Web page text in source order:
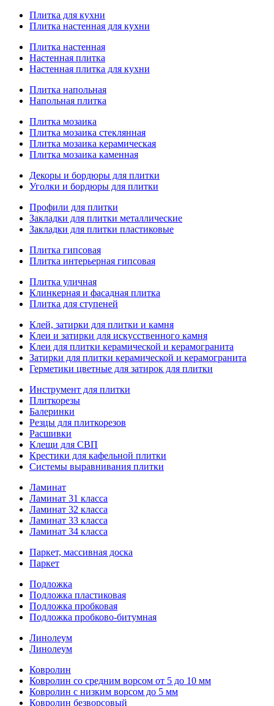
Плитка для кухни
Плитка настенная для кухни
Плитка настенная
Настенная плитка
Настенная плитка для кухни
Плитка напольная
Напольная плитка
Плитка мозаика
Плитка мозаика стеклянная
Плитка мозаика керамическая
Плитка мозаика каменная
Декоры и бордюры для плитки
Уголки и бордюры для плитки
Профили для плитки
Закладки для плитки металлические
Закладки для плитки пластиковые
Плитка гипсовая
Плитка интерьерная гипсовая
Плитка уличная
Клинкерная и фасадная плитка
Плитка для ступеней
Клей, затирки для плитки и камня
Клеи и затирки для искусственного камня
Клеи для плитки керамической и керамогранита
Затирки для плитки керамической и керамогранита
Герметики цветные для затирок для плитки
Инструмент для плитки
Плиткорезы
Балеринки
Резцы для плиткорезов
Расшивки
Клещи для СВП
Крестики для кафельной плитки
Системы выравнивания плитки
Ламинат
Ламинат 31 класса
Ламинат 32 класса
Ламинат 33 класса
Ламинат 34 класса
Паркет, массивная доска
Паркет
Подложка
Подложка пластиковая
Подложка пробковая
Подложка пробково-битумная
Линолеум
Линолеум
Ковролин
Ковролин со средним ворсом от 5 до 10 мм
Ковролин с низким ворсом до 5 мм
Ковролин безворсовый